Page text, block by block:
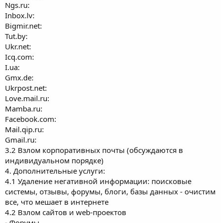
Ngs.ru:
Inbox.lv:
Bigmir.net:
Tut.by:
Ukr.net:
Icq.com:
I.ua:
Gmx.de:
Ukrpost.net:
Love.mail.ru:
Mamba.ru:
Facebook.com:
Mail.qip.ru:
Gmail.ru:
3.2 Взлом корпоративных почты (обсуждаются в
индивидуальном порядке)
4. Дополнительные услуги:
4.1 Удаление негативной информации: поисковые
системы, отзывы, форумы, блоги, базы данных - очистим
все, что мешает в интернете
4.2 Взлом сайтов и web-проектов